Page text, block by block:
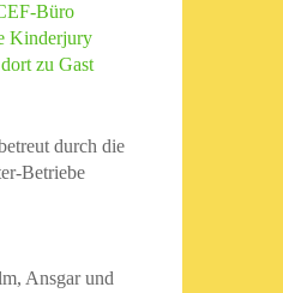
Büro
Kinderjury
zu Gast
durch die
Betriebe
Ansgar und